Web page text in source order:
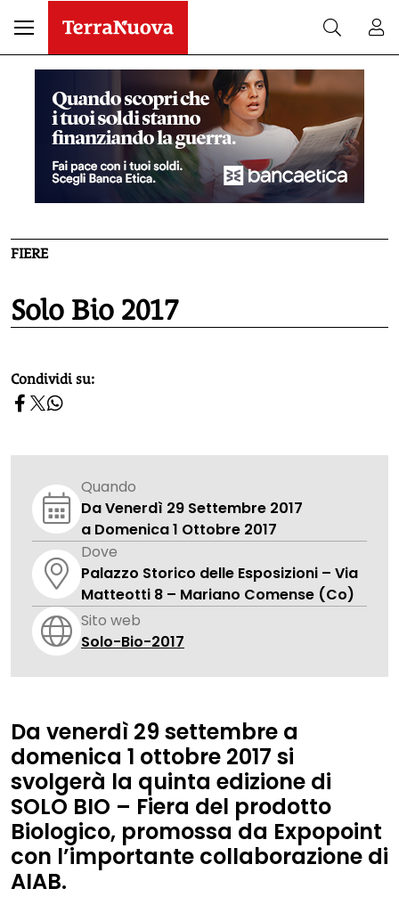
FIERE
Solo Bio 2017
homepage h2
Condividi su:
Quando
Da Venerdì 29 Settembre 2017
a Domenica 1 Ottobre 2017
Dove
Palazzo Storico delle Esposizioni – Via
Matteotti 8 – Mariano Comense (Co)
Sito web
Solo-Bio-2017
Da venerdì 29 settembre a
domenica 1 ottobre 2017 si
svolgerà la quinta edizione di
SOLO BIO – Fiera del prodotto
Biologico, promossa da Expopoint
con l’importante collaborazione di
AIAB.